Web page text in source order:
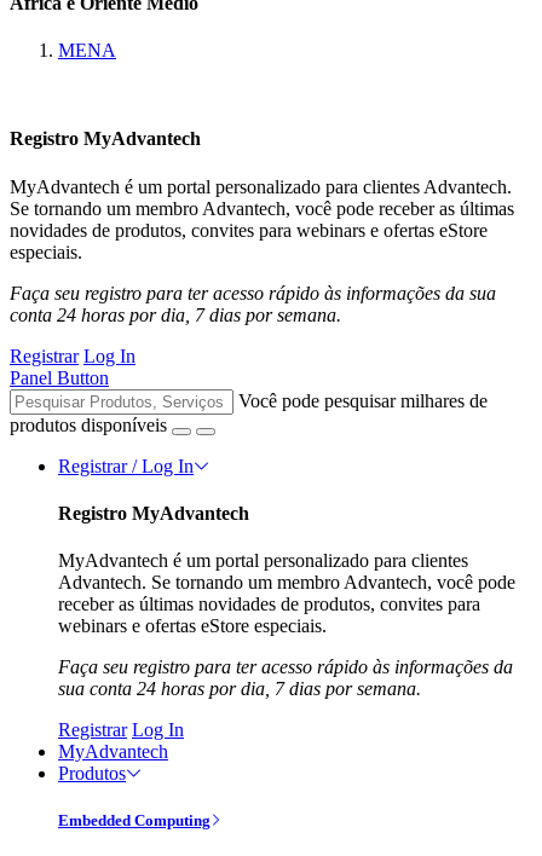
MENA
Registro MyAdvantech
MyAdvantech é um portal personalizado para clientes Advantech.
Se tornando um membro Advantech, você pode receber as últimas
novidades de produtos, convites para webinars e ofertas eStore
especiais.
Faça seu registro para ter acesso rápido às informações da sua
conta 24 horas por dia, 7 dias por semana.
Registrar Log In
Panel Button
Você pode pesquisar milhares de
produtos disponíveis
Registrar / Log In
Registro MyAdvantech
MyAdvantech é um portal personalizado para clientes
Advantech. Se tornando um membro Advantech, você pode
receber as últimas novidades de produtos, convites para
webinars e ofertas eStore especiais.
Faça seu registro para ter acesso rápido às informações da
sua conta 24 horas por dia, 7 dias por semana.
Registrar Log In
MyAdvantech
Produtos
Embedded Computing